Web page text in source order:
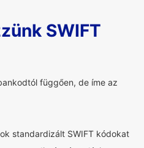
SWIFT
függően, de íme az
standardizált SWIFT kódokat